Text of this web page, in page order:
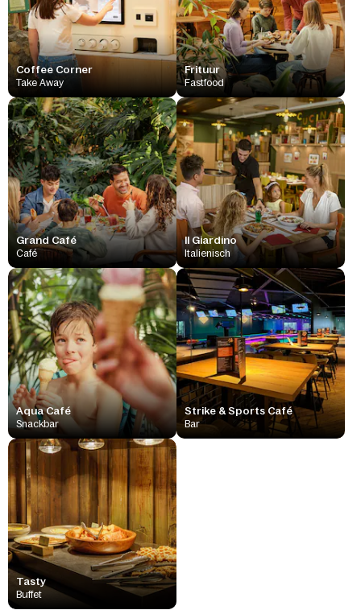
Coffee Corner
Take Away
Frituur
Fastfood
Grand Café
Café
Il Giardino
Italienisch
Aqua Café
Snackbar
Strike & Sports Café
Bar
Tasty
Buffet